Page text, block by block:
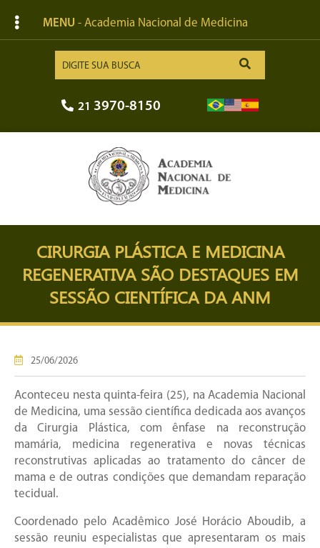
MENU - Academia Nacional de Medicina
21 3970-8150
CIRURGIA PLÁSTICA E MEDICINA
REGENERATIVA SÃO DESTAQUES EM
SESSÃO CIENTÍFICA DA ANM
25/06/2026
Aconteceu nesta quinta-feira (25), na Academia Nacional
de Medicina, uma sessão científica dedicada aos avanços
da Cirurgia Plástica, com ênfase na reconstrução
mamária, medicina regenerativa e novas técnicas
reconstrutivas aplicadas ao tratamento do câncer de
mama e de outras condições que demandam reparação
tecidual.
Coordenado pelo Acadêmico José Horácio Aboudib, a
sessão reuniu especialistas que apresentaram os mais